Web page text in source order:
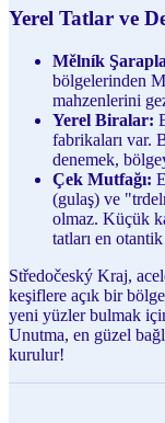
Yerel Tatlar ve
Mělník
bölgelerinden
mahzenlerini
Yerel Biralar:
fabrikaları var.
denemek,
Çek Mutfağı:
(gulaş) ve
olmaz. Küçük
tatları en
Středočeský Kraj,
keşiflere açık bir
yeni yüzler bulmak
Unutma, en güzel
kurulur!